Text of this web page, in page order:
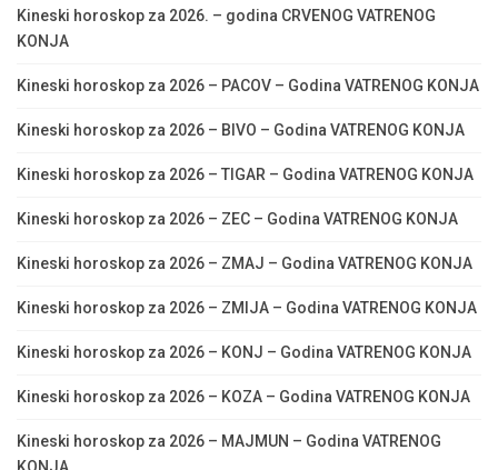
Kineski horoskop za 2026. – godina CRVENOG VATRENOG
KONJA
Kineski horoskop za 2026 – PACOV – Godina VATRENOG KONJA
Kineski horoskop za 2026 – BIVO – Godina VATRENOG KONJA
Kineski horoskop za 2026 – TIGAR – Godina VATRENOG KONJA
Kineski horoskop za 2026 – ZEC – Godina VATRENOG KONJA
Kineski horoskop za 2026 – ZMAJ – Godina VATRENOG KONJA
Kineski horoskop za 2026 – ZMIJA – Godina VATRENOG KONJA
Kineski horoskop za 2026 – KONJ – Godina VATRENOG KONJA
Kineski horoskop za 2026 – KOZA – Godina VATRENOG KONJA
Kineski horoskop za 2026 – MAJMUN – Godina VATRENOG